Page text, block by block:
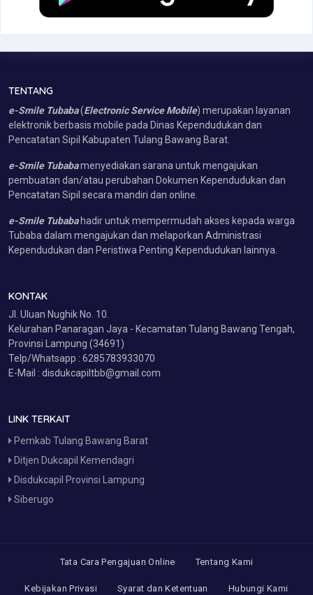
TENTANG
e-Smile Tubaba(Electronic Service Mobile) merupakan layanan
elektronik berbasis mobile pada Dinas Kependudukan dan
Pencatatan Sipil Kabupaten Tulang Bawang Barat.
e-Smile Tubabamenyediakan sarana untuk mengajukan
pembuatan dan/atau perubahan Dokumen Kependudukan dan
Pencatatan Sipil secara mandiri dan online.
e-Smile Tubabahadir untuk mempermudah akses kepada warga
Tubaba dalam mengajukan dan melaporkan Administrasi
Kependudukan dan Peristiwa Penting Kependudukan lainnya.
KONTAK
Jl. Uluan Nughik No. 10.
Kelurahan Panaragan Jaya - Kecamatan Tulang Bawang Tengah,
Provinsi Lampung (34691)
Telp/Whatsapp : 6285783933070
E-Mail : disdukcapiltbb@gmail.com
LINK TERKAIT
Pemkab Tulang Bawang Barat
Ditjen Dukcapil Kemendagri
Disdukcapil Provinsi Lampung
Siberugo
Tata Cara Pengajuan Online Tentang Kami
Kebijakan Privasi Syarat dan Ketentuan Hubungi Kami